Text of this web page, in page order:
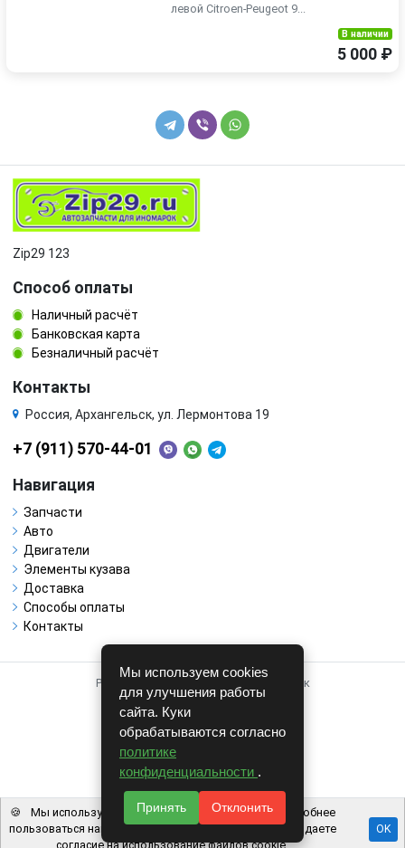
левой Citroen-Peugeot 9...
В наличии
5 000 ₽
Zip29 123
Способ оплаты
Наличный расчёт
Банковская карта
Безналичный расчёт
Контакты
Россия, Архангельск, ул. Лермонтова 19
+7 (911) 570-44-01
Навигация
Запчасти
Авто
Двигатели
Элементы кузава
Доставка
Способы оплаты
Контакты
Работает на системе для авторазборок
CARRO.БИЗНЕС
Полная версия
© COPYRIGHT 2026 г.
v1.1.24
Мы используем cookies
для улучшения работы
сайта. Куки
обрабатываются согласно
политике
конфиденциальности .
Принять Отклонить
🍪
Мы используем файлы cookie, чтобы вам было удобнее
пользоваться нашим сайтом. Используя наш сайт, вы даете
согласие на использование файлов cookie.
OK